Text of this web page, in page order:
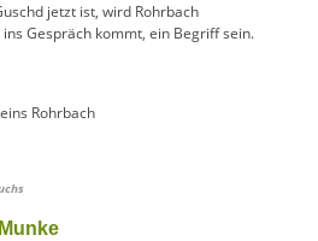
jetzt ist, wird Rohrbach
Gespräch kommt, ein Begriff sein.
Rohrbach